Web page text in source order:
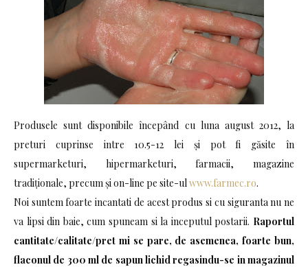
Produsele sunt disponibile începând cu luna august 2012, la
preturi cuprinse intre 10.5-12 lei şi pot fi găsite în
supermarketuri, hipermarketuri, farmacii, magazine
tradiţionale, precum şi on-line pe site-ulwww.farmec.ro.
Noi suntem foarte incantati de acest produs si cu siguranta nu ne
va lipsi din baie, cum spuneam si la inceputul postarii. Raportul
cantitate/calitate/pret mi se pare, de asemenea, foarte bun,
flaconul de 300 ml de sapun lichid regasindu-se in magazinul